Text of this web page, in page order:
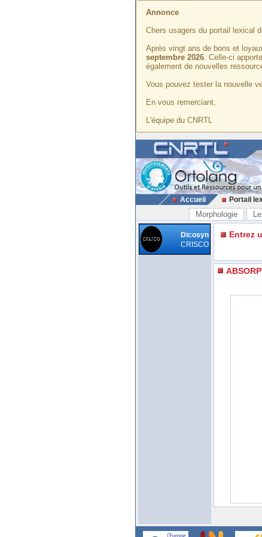
Annonce
Chers usagers du portail lexical
Après vingt ans de bons et
septembre 2026. Celle-ci
également de nouvelles
Vous pouvez tester la nouvelle
En vous remerciant,
L'équipe du CNRTL
Accueil Portail
Morphologie
Dicosyn
CRISCO
Entrez